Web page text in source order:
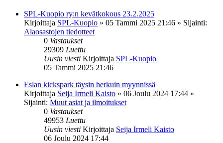
SPL-Kuopio ry:n kevätkokous 23.2.2025
Kirjoittaja SPL-Kuopio » 05 Tammi 2025 21:46 » Sijainti:
Alaosastojen tiedotteet
0 Vastaukset
29309 Luettu
Uusin viesti Kirjoittaja SPL-Kuopio
05 Tammi 2025 21:46
Eslan kickspark täysin herkuin myynnissä
Kirjoittaja Seija Irmeli Kaisto » 06 Joulu 2024 17:44 »
Sijainti: Muut asiat ja ilmoitukset
0 Vastaukset
49953 Luettu
Uusin viesti Kirjoittaja Seija Irmeli Kaisto
06 Joulu 2024 17:44